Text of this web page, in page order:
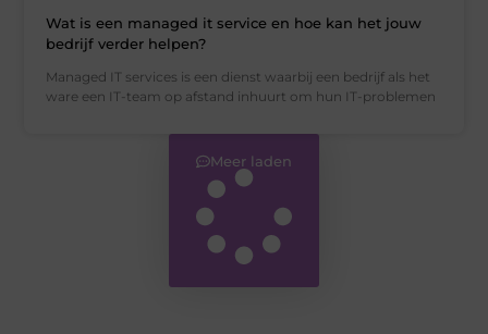
Wat is een managed it service en hoe kan het jouw
bedrijf verder helpen?
Managed IT services is een dienst waarbij een bedrijf als het
ware een IT-team op afstand inhuurt om hun IT-problemen
Meer laden